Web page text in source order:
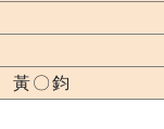
黃〇鈞